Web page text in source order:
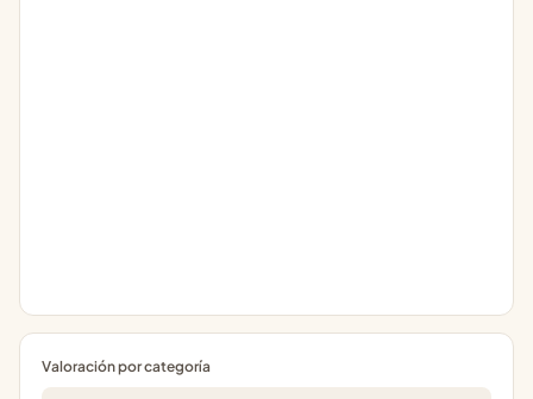
Valoración por categoría